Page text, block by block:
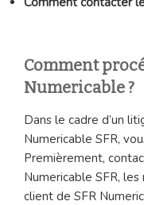
Comment
Numericable ?
Dans le cadre d’un
Numericable SFR,
Premièrement,
Numericable SFR,
client de SFR